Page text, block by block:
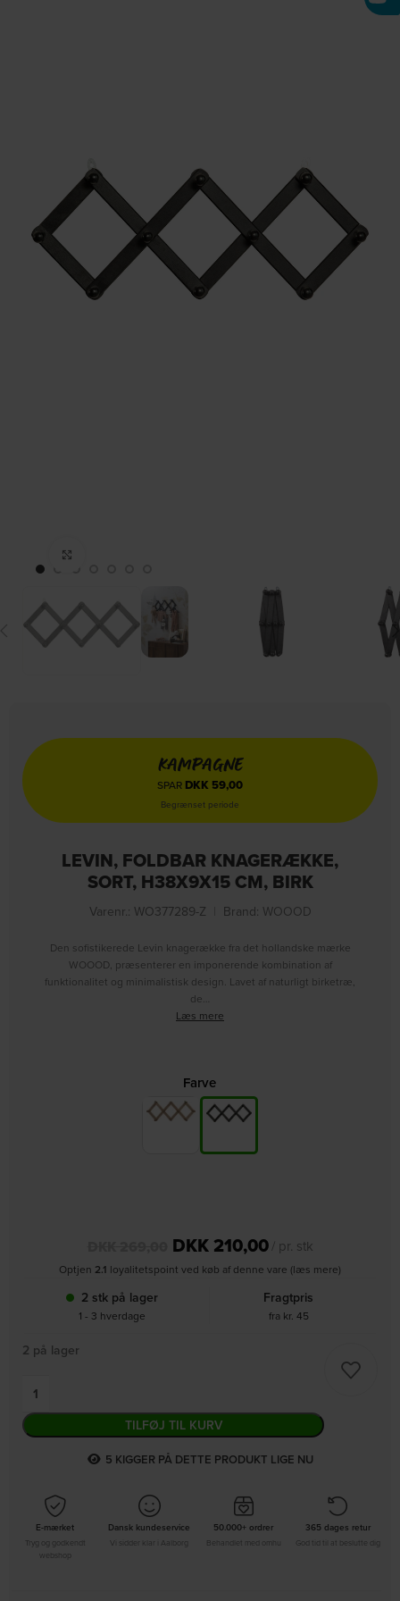
KAMPAGNE
SPAR DKK 59,00
Begrænset periode
LEVIN, FOLDBAR KNAGERÆKKE,
SORT, H38X9X15 CM, BIRK
Varenr.: WO377289-Z Brand: WOOOD
Den sofistikerede Levin knagerække fra det hollandske mærke
WOOOD, præsenterer en imponerende kombination af
funktionalitet og minimalistisk design. Lavet af naturligt birketræ,
de…
Læs mere
Farve
DKK210,00/ pr. stk
Optjen 2.1 loyalitetspoint ved køb af denne vare (læs mere)
2 stk på lager
1 - 3 hverdage
Fragtpris
fra kr. 45
2 på lager
TILFØJ TIL KURV
6 KIGGER PÅ DETTE PRODUKT LIGE NU
E-mærket
Tryg og godkendt
Dansk kundeservice
Vi sidder klar i Aalborg
50.000+ ordrer
Behandlet med omhu
365 dages retur
God tid til at beslutte dig